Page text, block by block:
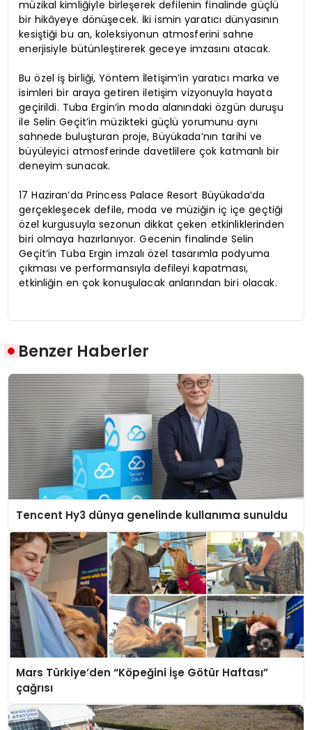
müzikal kimliğiyle birleşerek defilenin finalinde güçlü
bir hikâyeye dönüşecek. İki ismin yaratıcı dünyasının
kesiştiği bu an, koleksiyonun atmosferini sahne
enerjisiyle bütünleştirerek geceye imzasını atacak.
Bu özel iş birliği, Yöntem İletişim’in yaratıcı marka ve
isimleri bir araya getiren iletişim vizyonuyla hayata
geçirildi. Tuba Ergin’in moda alanındaki özgün duruşu
ile Selin Geçit’in müzikteki güçlü yorumunu aynı
sahnede buluşturan proje, Büyükada’nın tarihi ve
büyüleyici atmosferinde davetlilere çok katmanlı bir
deneyim sunacak.
17 Haziran’da Princess Palace Resort Büyükada’da
gerçekleşecek defile, moda ve müziğin iç içe geçtiği
özel kurgusuyla sezonun dikkat çeken etkinliklerinden
biri olmaya hazırlanıyor. Gecenin finalinde Selin
Geçit’in Tuba Ergin imzalı özel tasarımla podyuma
çıkması ve performansıyla defileyi kapatması,
etkinliğin en çok konuşulacak anlarından biri olacak.
Benzer Haberler
Tencent Hy3 dünya genelinde kullanıma sunuldu
Mars Türkiye’den “Köpeğini İşe Götür Haftası”
çağrısı